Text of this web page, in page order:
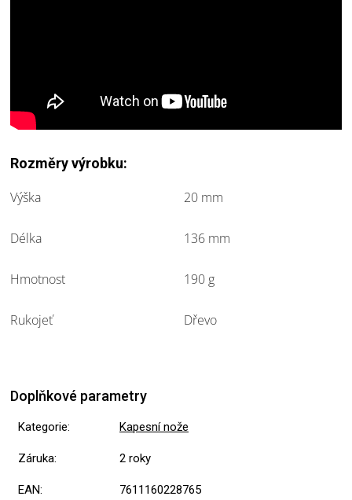
Rozměry výrobku:
Výška 20 mm
Délka 136 mm
Hmotnost 190 g
Rukojeť Dřevo
Doplňkové parametry
Kategorie: Kapesní nože
Záruka: 2 roky
EAN: 7611160228765